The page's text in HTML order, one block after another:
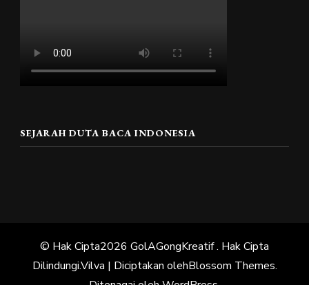
SEJARAH DUTA BACA INDONESIA
© Hak Cipta2026 GolAGongKreatif. Hak Cipta
Dilindungi.Vilva | Diciptakan olehBlossom Themes.